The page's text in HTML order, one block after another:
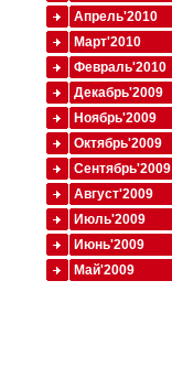
Апрель'2010
Март'2010
Февраль'2010
Декабрь'2009
Ноябрь'2009
Октябрь'2009
Сентябрь'2009
Август'2009
Июль'2009
Июнь'2009
Май'2009